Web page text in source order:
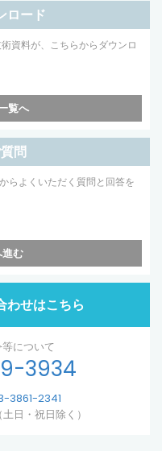
ロード
資料が、こちらからダウンロ
覧へ
問
らよくいただく質問と回答を
む
わせはこちら
について
3934
3861-2341
日・祝日除く）